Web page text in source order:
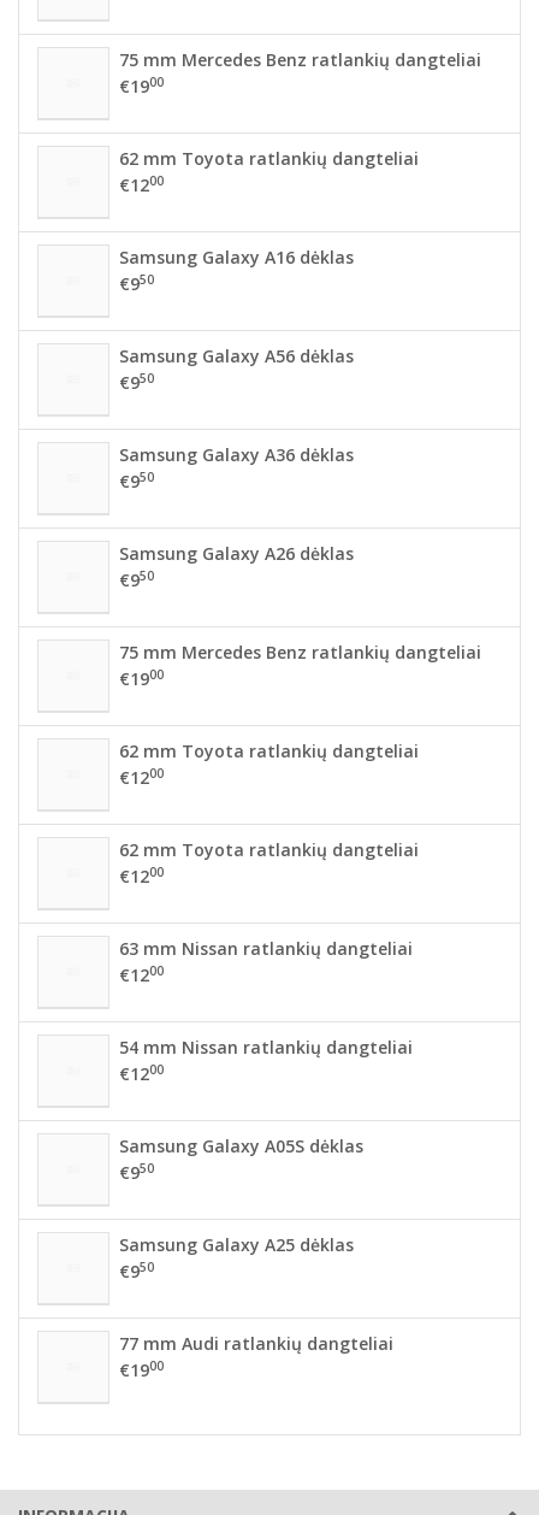
75 mm Mercedes Benz ratlankių dangteliai
€1900
62 mm Toyota ratlankių dangteliai
€1200
Samsung Galaxy A16 dėklas
€950
Samsung Galaxy A56 dėklas
€950
Samsung Galaxy A36 dėklas
€950
Samsung Galaxy A26 dėklas
€950
75 mm Mercedes Benz ratlankių dangteliai
€1900
62 mm Toyota ratlankių dangteliai
€1200
62 mm Toyota ratlankių dangteliai
€1200
63 mm Nissan ratlankių dangteliai
€1200
54 mm Nissan ratlankių dangteliai
€1200
Samsung Galaxy A05S dėklas
€950
Samsung Galaxy A25 dėklas
€950
77 mm Audi ratlankių dangteliai
€1900